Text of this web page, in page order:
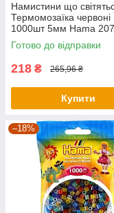
Намистини що
Термомозаїка червоні
1000шт 5мм Hama
Готово до відправки
218 ₴ 265,96 ₴
Купити
–18%